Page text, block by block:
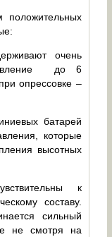
очень
до 6
опрессовке –
батарей
которые
высотных
к
составу.
сильный
не смотря на